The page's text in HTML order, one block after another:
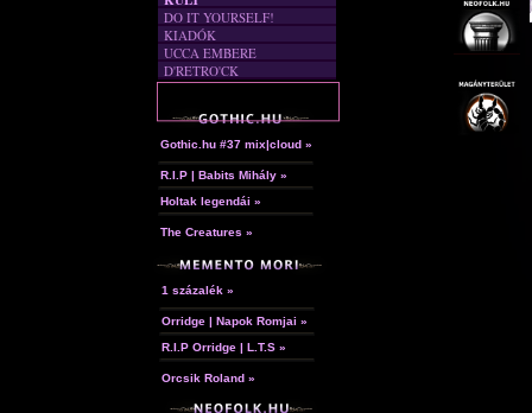
DO IT YOURSELF!
KIADÓK
UCCA EMBERE
D'RETRO'CK
Gothic.hu #37 mix|cloud »
R.I.P | Babits Mihály »
Holtak legendái »
The Creatures »
1 százalék »
Orridge | Napok Romjai »
R.I.P Orridge | L.T.S »
Orcsik Roland »